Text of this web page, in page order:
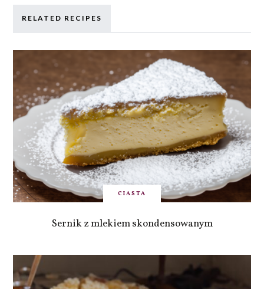
RELATED RECIPES
CIASTA
Sernik z mlekiem skondensowanym